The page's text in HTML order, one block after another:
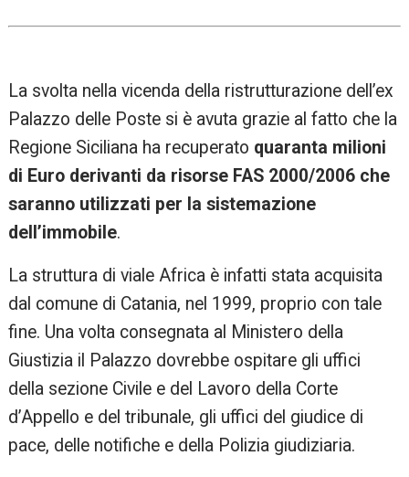
La svolta nella vicenda della ristrutturazione dell’ex
Palazzo delle Poste si è avuta grazie al fatto che la
Regione Siciliana ha recuperato quaranta milioni
di Euro derivanti da risorse FAS 2000/2006 che
saranno utilizzati per la sistemazione
dell’immobile.
La struttura di viale Africa è infatti stata acquisita
dal comune di Catania, nel 1999, proprio con tale
fine. Una volta consegnata al Ministero della
Giustizia il Palazzo dovrebbe ospitare gli uffici
della sezione Civile e del Lavoro della Corte
d’Appello e del tribunale, gli uffici del giudice di
pace, delle notifiche e della Polizia giudiziaria.